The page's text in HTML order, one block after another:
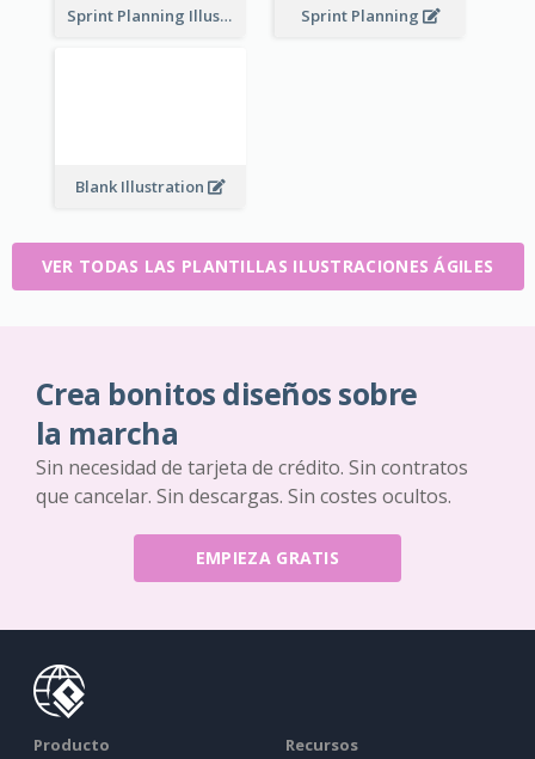
Sprint Planning Illustration Sprint Planning
Blank Illustration
VER TODAS LAS PLANTILLAS ILUSTRACIONES ÁGILES
Crea bonitos diseños sobre
la marcha
Sin necesidad de tarjeta de crédito. Sin contratos
que cancelar. Sin descargas. Sin costes ocultos.
EMPIEZA GRATIS
Producto Recursos